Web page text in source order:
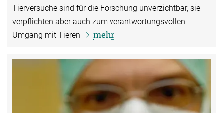
Tierversuche sind für die Forschung unverzichtbar, sie
verpflichten aber auch zum verantwortungsvollen
Umgang mit Tieren
mehr